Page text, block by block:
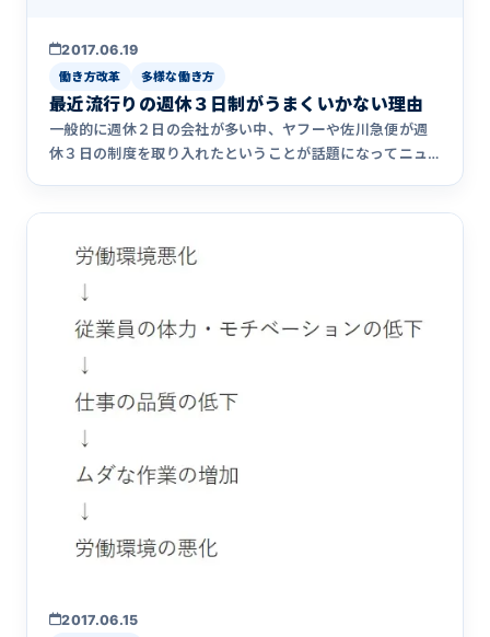
2017.06.19
働き方改革 多様な働き方
最近流行りの週休３日制がうまくいかない理由
一般的に週休２日の会社が多い中、ヤフーや佐川急便が週
休３日の制度を取り入れたということが話題になってニュ
2017.06.15